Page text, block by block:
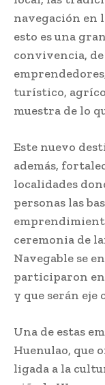
navegación en
esto es una
convivencia,
turístico,
muestra de lo
Este nuevo
además,
localidades
personas las
ceremonia de
Navegable se
participaron
y que serán eje
Una de estas
Huenulao, que
ligada a la